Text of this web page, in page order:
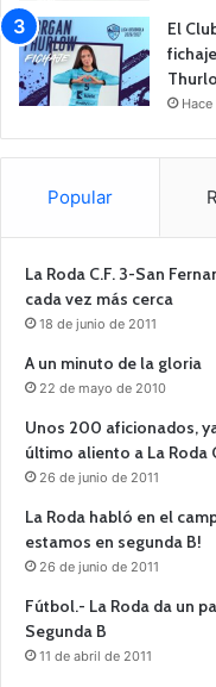
El
Popular
La Roda C.F. 3-San
cada vez más cerca
18 de junio de 2011
A un minuto de la gloria
22 de mayo de 2010
Unos 200 aficionados,
último aliento a La Roda
26 de junio de 2011
La Roda habló en el
estamos en segunda B!
26 de junio de 2011
Fútbol.- La Roda da un
Segunda B
11 de abril de 2011